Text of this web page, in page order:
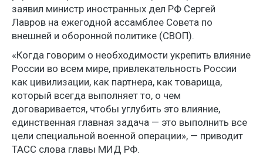
заявил министр иностранных дел РФ Сергей
Лавров на ежегодной ассамблее Совета по
внешней и оборонной политике (СВОП).
«Когда говорим о необходимости укрепить влияние
России во всем мире, привлекательность России
как цивилизации, как партнера, как товарища,
который всегда выполняет то, о чем
договаривается, чтобы углубить это влияние,
единственная главная задача — это выполнить все
цели специальной военной операции», — приводит
ТАСС слова главы МИД РФ.